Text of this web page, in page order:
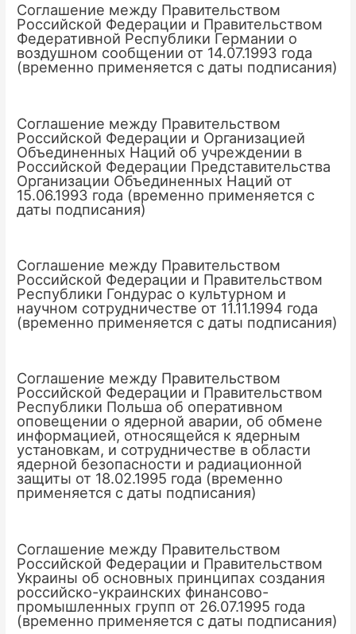
Соглашение между Правительством
Российской Федерации и Правительством
Федеративной Республики Германии о
воздушном сообщении от 14.07.1993 года
(временно применяется с даты подписания)
Соглашение между Правительством
Российской Федерации и Организацией
Объединенных Наций об учреждении в
Российской Федерации Представительства
Организации Объединенных Наций от
15.06.1993 года (временно применяется с
даты подписания)
Соглашение между Правительством
Российской Федерации и Правительством
Республики Гондурас о культурном и
научном сотрудничестве от 11.11.1994 года
(временно применяется с даты подписания)
Соглашение между Правительством
Российской Федерации и Правительством
Республики Польша об оперативном
оповещении о ядерной аварии, об обмене
информацией, относящейся к ядерным
установкам, и сотрудничестве в области
ядерной безопасности и радиационной
защиты от 18.02.1995 года (временно
применяется с даты подписания)
Соглашение между Правительством
Российской Федерации и Правительством
Украины об основных принципах создания
российско-украинских финансово-
промышленных групп от 26.07.1995 года
(временно применяется с даты подписания)